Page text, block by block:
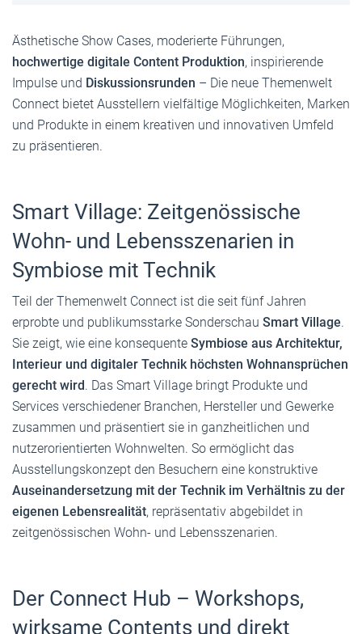
Ästhetische Show Cases, moderierte Führungen,
hochwertige digitale Content Produktion, inspirierende
Impulse und Diskussionsrunden – Die neue Themenwelt
Connect bietet Ausstellern vielfältige Möglichkeiten, Marken
und Produkte in einem kreativen und innovativen Umfeld
zu präsentieren.
Smart Village: Zeitgenössische
Wohn- und Lebensszenarien in
Symbiose mit Technik
Teil der Themenwelt Connect ist die seit fünf Jahren
erprobte und publikumsstarke Sonderschau Smart Village.
Sie zeigt, wie eine konsequente Symbiose aus Architektur,
Interieur und digitaler Technik höchsten Wohnansprüchen
gerecht wird. Das Smart Village bringt Produkte und
Services verschiedener Branchen, Hersteller und Gewerke
zusammen und präsentiert sie in ganzheitlichen und
nutzerorientierten Wohnwelten. So ermöglicht das
Ausstellungskonzept den Besuchern eine konstruktive
Auseinandersetzung mit der Technik im Verhältnis zu der
eigenen Lebensrealität, repräsentativ abgebildet in
zeitgenössischen Wohn- und Lebensszenarien.
Der Connect Hub – Workshops,
wirksame Contents und direkt